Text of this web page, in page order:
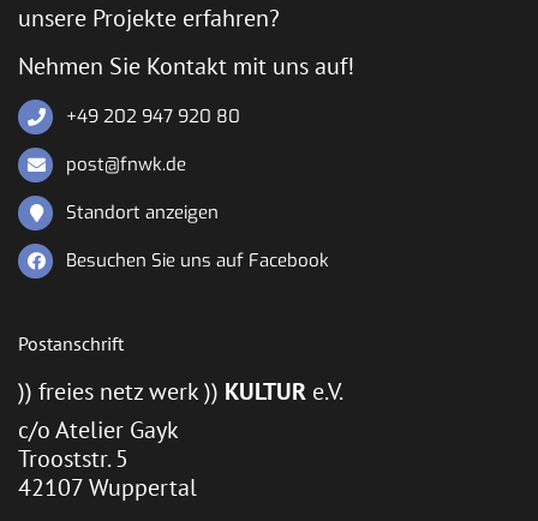
unsere Projekte erfahren?
Nehmen Sie Kontakt mit uns auf!
+49 202 947 920 80
post@fnwk.de
Standort anzeigen
Besuchen Sie uns auf Facebook
Postanschrift
)) freies netz werk )) KULTUR e.V.
c/o Atelier Gayk
Trooststr. 5
42107 Wuppertal